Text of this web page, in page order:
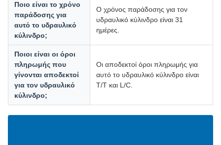
Ποιο είναι το χρόνο
παράδοσης για
αυτό το υδραυλικό
κύλινδρο;
Ο χρόνος παράδοσης για τον
υδραυλικό κύλινδρο είναι 31
ημέρες.
Ποιοι είναι οι όροι
πληρωμής που
γίνονται αποδεκτοί
για τον υδραυλικό
κύλινδρο;
Οι αποδεκτοί όροι πληρωμής για
αυτό το υδραυλικό κύλινδρο είναι
T/T και L/C.